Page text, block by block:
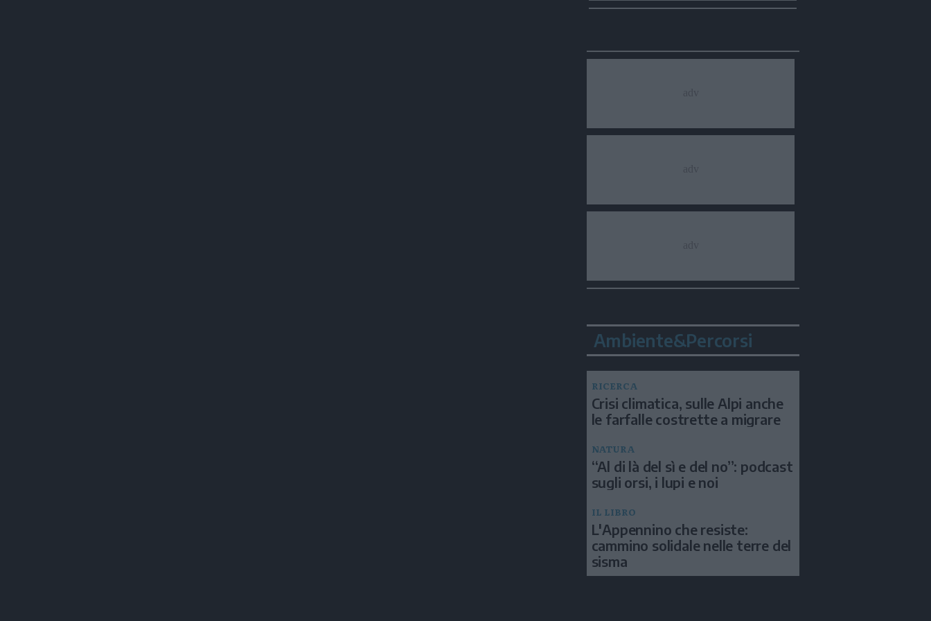
Ambiente&Percorsi
RICERCA
Crisi climatica, sulle Alpi anche
le farfalle costrette a migrare
NATURA
“Al di là del sì e del no”: podcast
sugli orsi, i lupi e noi
IL LIBRO
L'Appennino che resiste:
cammino solidale nelle terre del
sisma